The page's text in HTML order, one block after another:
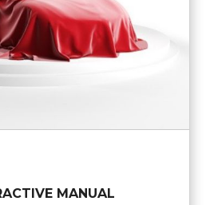
MANUAL